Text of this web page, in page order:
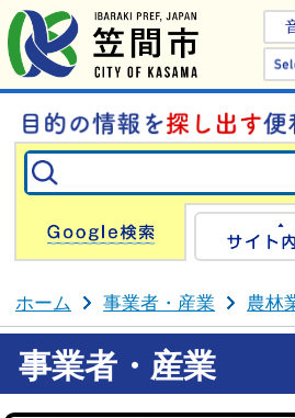
Google
ホーム 事業者・産業 農林
事業者・産業